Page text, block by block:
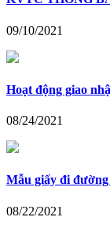
09/10/2021
Hoạt động giao
08/24/2021
Mẫu giấy đi
08/22/2021